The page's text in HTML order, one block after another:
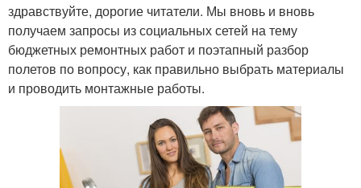
здравствуйте, дорогие читатели. Мы вновь и вновь
получаем запросы из социальных сетей на тему
бюджетных ремонтных работ и поэтапный разбор
полетов по вопросу, как правильно выбрать материалы
и проводить монтажные работы.